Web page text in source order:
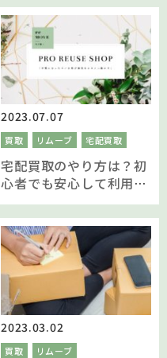
2023.07.07
買取 リムーブ 宅配買取
宅配買取のやり方は？初
心者でも安心して利用す
る方法を伝授！
2023.03.02
買取 リムーブ